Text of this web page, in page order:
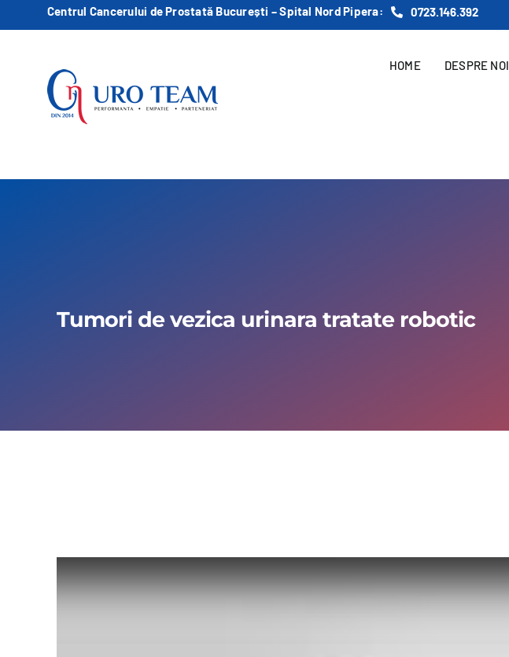
to
Centrul Cancerului de Prostată București – Spital Nord Pipera: 0723.146.392
HOME DESPRE NOI
Tumori de vezica urinara tratate robotic